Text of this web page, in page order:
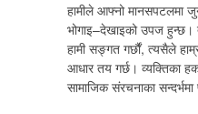
हामीले आफ्नो मानसपटलमा
भोगाइ–देखाइको उपज
हामी सङ्गत गर्छौं, त्यसैले
आधार तय गर्छ। व्यक्तिका
सामाजिक संरचनाका